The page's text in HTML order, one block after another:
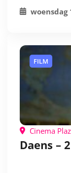
woensdag
FILM
Cinema
Daens –